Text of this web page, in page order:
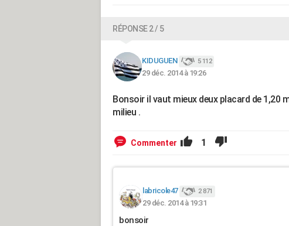
RÉPONSE 2 / 5
KIDUGUEN 5 112
29 déc. 2014 à 19:26
Bonsoir il vaut mieux deux placard de 1,20
milieu .
Commenter 1
labricole47 2 871
29 déc. 2014 à 19:31
bonsoir